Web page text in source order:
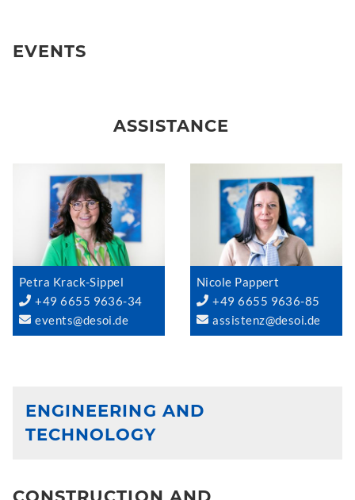
EVENTS
ASSISTANCE
Petra Krack-Sippel
+49 6655 9636-34
events@desoi.de
Nicole Pappert
+49 6655 9636-85
assistenz@desoi.de
ENGINEERING AND
TECHNOLOGY